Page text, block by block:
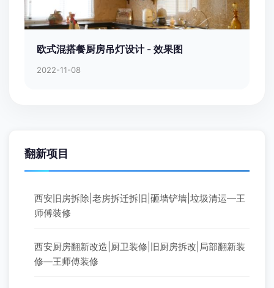
欧式混搭餐厨房吊灯设计 - 效果图
2022-11-08
翻新项目
西安旧房拆除|老房拆迁拆旧|砸墙铲墙|垃圾清运—王
师傅装修
西安厨房翻新改造|厨卫装修|旧厨房拆改|局部翻新装
修—王师傅装修